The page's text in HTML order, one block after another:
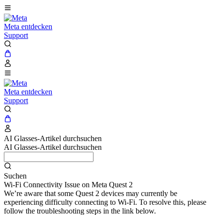
Meta entdecken
Support
Meta entdecken
Support
AI Glasses-Artikel durchsuchen
AI Glasses-Artikel durchsuchen
Suchen
Wi-Fi Connectivity Issue on Meta Quest 2
We’re aware that some Quest 2 devices may currently be
experiencing difficulty connecting to Wi-Fi. To resolve this, please
follow the troubleshooting steps in the link below.